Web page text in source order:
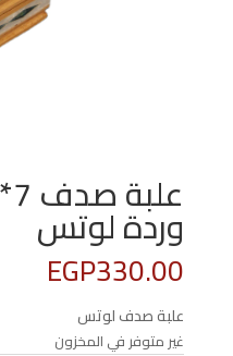
وردة لوتس
EGP330.00
علبة صدف لوتس
غير متوفر في المخزون